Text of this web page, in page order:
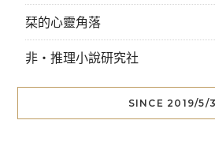
栞的心靈角落
非‧推理小說研究社
SINCE 2019/5/